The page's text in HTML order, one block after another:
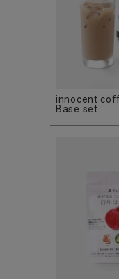
ナチュラル服
ファッション雑貨
innocent
Base set